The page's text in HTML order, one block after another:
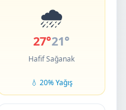
🌧️
27°21°
Hafif Sağanak
💧 20% Yağış